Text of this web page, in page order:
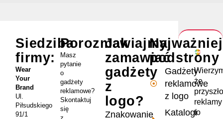
że
reklamy
to
podstrony
Gadżety
reklamowe
z logo
Katalogi
Jak
zamawiać
gadżety
z
logo?
Znakowanie
Porozmawiajmy
Masz
pytanie
o
gadżety
reklamowe?
Skontaktuj
się
Siedziba
firmy:
Wear
Your
Brand
Ul.
Piłsudskiego
91/1